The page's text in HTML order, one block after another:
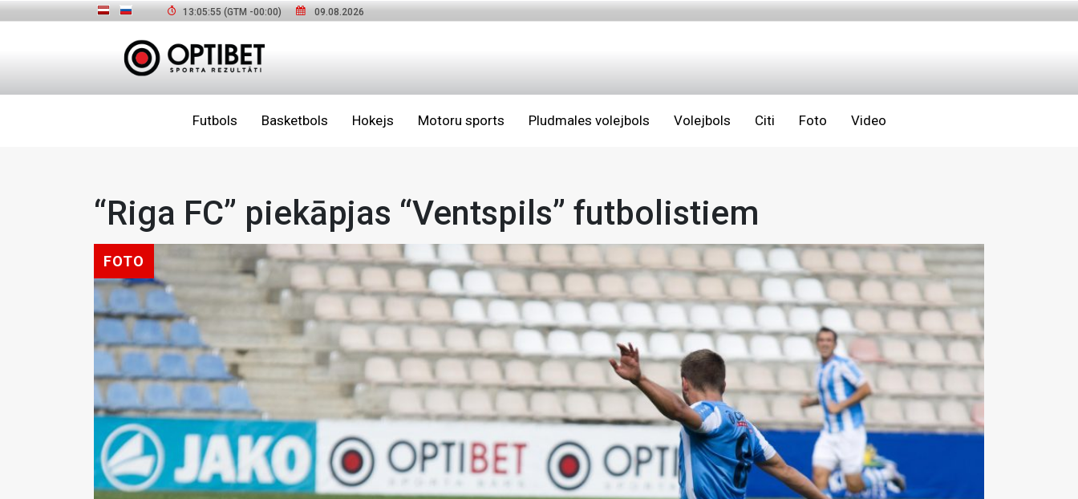
13:05:57 (GTM -00:00) 09.08.2026
Futbols Basketbols Hokejs Motoru sports Pludmales volejbols Volejbols Citi Foto Video
“Riga FC” piekāpjas “Ventspils” futbolistiem
FOTO